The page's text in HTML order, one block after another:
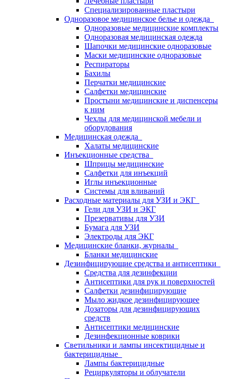
Специализированные пластыри
Одноразовое медицинское белье и одежда
Одноразовые медицинские комплекты
Одноразовая медицинская одежда
Шапочки медицинские одноразовые
Маски медицинские одноразовые
Респираторы
Бахилы
Перчатки медицинские
Салфетки медицинские
Простыни медицинские и диспенсеры
к ним
Чехлы для медицинской мебели и
оборудования
Медицинская одежда
Халаты медицинские
Инъекционные средства
Шприцы медицинские
Салфетки для инъекций
Иглы инъекционные
Системы для вливаний
Расходные материалы для УЗИ и ЭКГ
Гели для УЗИ и ЭКГ
Презервативы для УЗИ
Бумага для УЗИ
Электроды для ЭКГ
Медицинские бланки, журналы
Бланки медицинские
Дезинфицирующие средства и антисептики
Средства для дезинфекции
Антисептики для рук и поверхностей
Салфетки дезинфицирующие
Мыло жидкое дезинфицирующее
Дозаторы для дезинфицирующих
средств
Антисептики медицинские
Дезинфекционные коврики
Светильники и лампы инсектицидные и
бактерицидные
Лампы бактерицидные
Рециркуляторы и облучатели